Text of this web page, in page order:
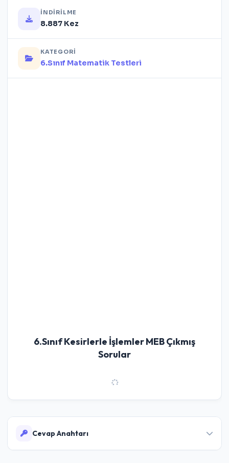
İNDIRILME
8.887 Kez
KATEGORI
6.Sınıf Matematik Testleri
6.Sınıf Kesirlerle İşlemler MEB Çıkmış
Sorular
Cevap Anahtarı